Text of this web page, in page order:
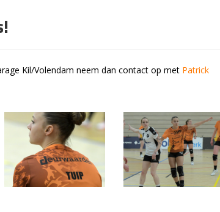
Kil/Volendam neem dan contact op met Patrick